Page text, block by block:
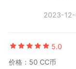
2023-12-
5.0
价格：50 CC币